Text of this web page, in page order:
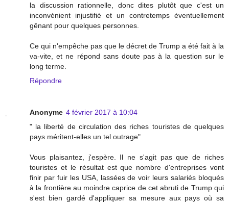
la discussion rationnelle, donc dites plutôt que c'est un
inconvénient injustifié et un contretemps éventuellement
gênant pour quelques personnes.
Ce qui n'empêche pas que le décret de Trump a été fait à la
va-vite, et ne répond sans doute pas à la question sur le
long terme.
Répondre
Anonyme 4 février 2017 à 10:04
" la liberté de circulation des riches touristes de quelques
pays méritent-elles un tel outrage"
Vous plaisantez, j'espère. Il ne s'agit pas que de riches
touristes et le résultat est que nombre d'entreprises vont
finir par fuir les USA, lassées de voir leurs salariés bloqués
à la frontière au moindre caprice de cet abruti de Trump qui
s'est bien gardé d'appliquer sa mesure aux pays où sa